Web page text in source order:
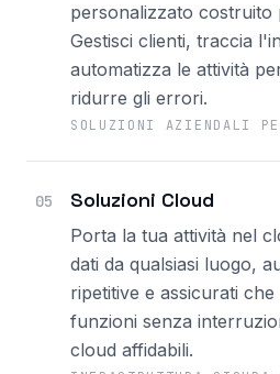
personalizzato costruito
Gestisci clienti, traccia
automatizza le attività
ridurre gli errori.
SOLUZIONI AZIENDALI
05 Soluzioni Cloud
Porta la tua attività nel
dati da qualsiasi luogo,
ripetitive e assicurati
funzioni senza
cloud affidabili.